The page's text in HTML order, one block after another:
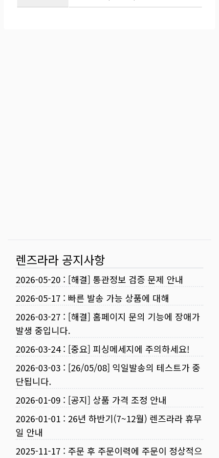
렌즈라라 공지사항
2026-05-20 : [해결] 통관정보 검증 문제 안내
2026-05-17 : 빠른 발송 가능 상품에 대해
2026-03-27 : [해결] 홈페이지 문의 기능에 장애가
발생 중입니다.
2026-03-24: [중요] 피싱메세지에 주의하세요!
2026-03-03 : [26/05/08] 익일발송의 테스트가 중
단됩니다.
2026-01-09 : [공지] 상품 가격 조정 안내
2026-01-01 : 26년 하반기(7~12월) 렌즈라라 휴무
일 안내
2025-11-17 : 주문 후 주문이력에 주문이 정상적으